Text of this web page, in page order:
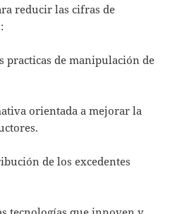
reducir las cifras de
practicas de manipulación de
orientada a mejorar la
de los excedentes